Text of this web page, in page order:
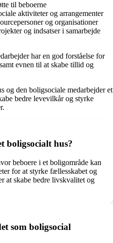
til beboerne
aktiviteter og arrangementer
og organisationer
og indsatser i samarbejde
har en god forståelse for
evnen til at skabe tillid og
og den boligsociale medarbejder et
bedre levevilkår og styrke
boligsocialt hus?
beboere i et boligområde kan
for at styrke fællesskabet og
at skabe bedre livskvalitet og
som boligsocial